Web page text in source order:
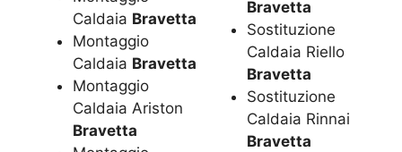
Caldaia Bravetta
Montaggio
Caldaia Bravetta
Montaggio
Caldaia Ariston
Bravetta
Bravetta
Sostituzione
Caldaia Riello
Bravetta
Sostituzione
Caldaia Rinnai
Bravetta